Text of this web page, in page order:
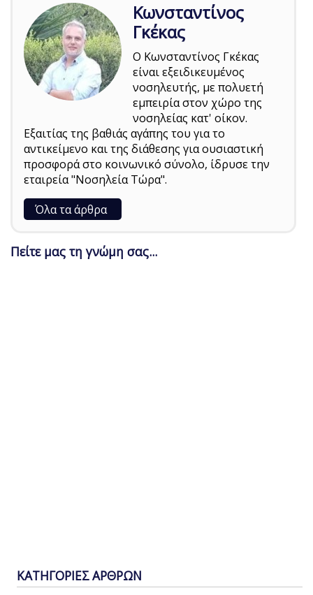
Κωνσταντίνος
Γκέκας
Ο Κωνσταντίνος Γκέκας
είναι εξειδικευμένος
νοσηλευτής, με πολυετή
εμπειρία στον χώρο της
νοσηλείας κατ' οίκον.
Εξαιτίας της βαθιάς αγάπης του για το
αντικείμενο και της διάθεσης για ουσιαστική
προσφορά στο κοινωνικό σύνολο, ίδρυσε την
εταιρεία "Νοσηλεία Τώρα".
Όλα τα άρθρα
Πείτε μας τη γνώμη σας...
ΚΑΤΗΓΟΡΙΕΣ ΑΡΘΡΩΝ